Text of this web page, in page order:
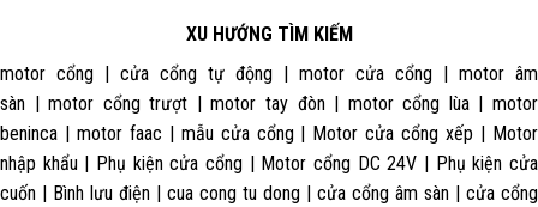
XU HƯỚNG TÌM KIẾM
motor cổng | cửa cổng tự động | motor cửa cổng | motor âm
sàn | motor cổng trượt | motor tay đòn | motor cổng lùa | motor
beninca | motor faac | mẫu cửa cổng | Motor cửa cổng xếp | Motor
nhập khẩu | Phụ kiện cửa cổng | Motor cổng DC 24V | Phụ kiện cửa
cuốn | Bình lưu điện | cua cong tu dong | cửa cổng âm sàn | cửa cổng